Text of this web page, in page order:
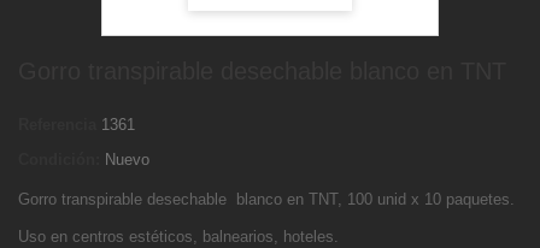
1361
Nuevo
Gorro transpirable desechable blanco en TNT, 100 unid x 10 paquetes.
Uso en centros estéticos, balnearios, hoteles.